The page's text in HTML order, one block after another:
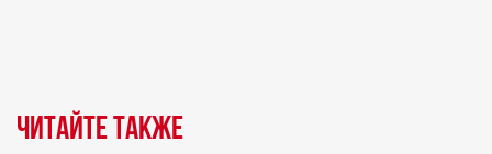
Читайте также